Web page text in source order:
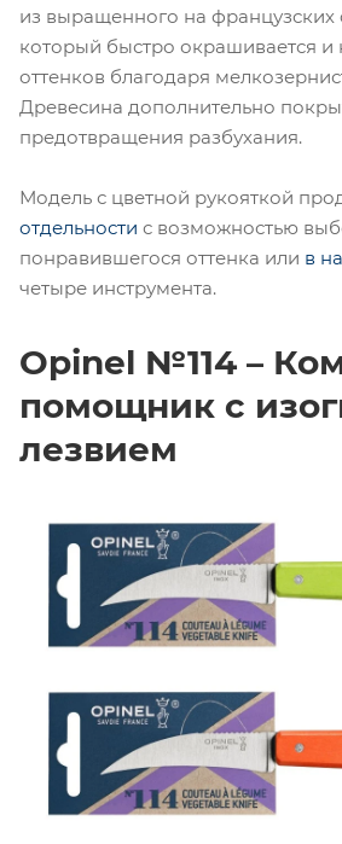
из выращенного на французских
который быстро окрашивается и
оттенков благодаря
Древесина дополнительно
предотвращения разбухания.
Модель с цветной рукояткой
отдельности с возможностью
понравившегося оттенка или в
четыре инструмента.
Opinel №114 –
помощник с
лезвием